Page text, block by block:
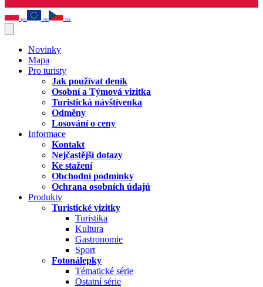
pln eur czk
Novinky
Mapa
Pro turisty
Jak používat deník
Osobní a Týmová vizitka
Turistická návštívenka
Odměny
Losování o ceny
Informace
Kontakt
Nejčastější dotazy
Ke stažení
Obchodní podmínky
Ochrana osobních údajů
Produkty
Turistické vizitky
Turistika
Kultura
Gastronomie
Sport
Fotonálepky
Tématické série
Ostatní série